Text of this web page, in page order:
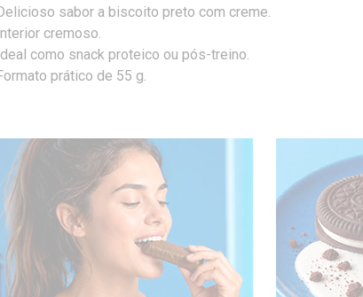
sabor a biscoito preto com creme.
cremoso.
como snack proteico ou pós-treino.
prático de 55 g.